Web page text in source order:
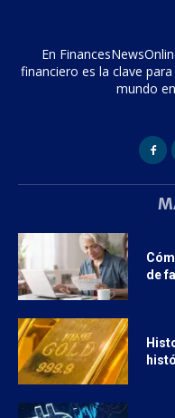
En
financiero es la clave
mundo
de